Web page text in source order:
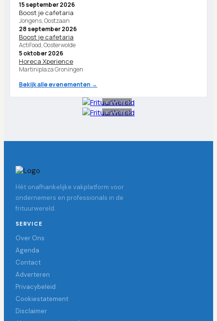
15 september 2026
Boost je cafetaria
Jongens, Oostzaan
28 september 2026
Boost je cafetaria
ActiFood, Oosterwolde
5 oktober 2026
Horeca Xperience
Martiniplaza Groningen
Bekijk alle evenementen →
Advertentie
Advertentie
Hét onafhankelijke vakplatform voor
ondernemers en professionals in de
frituurwereld.
SERVICE
Over Ons
Agenda
Contact
Adverteren
Privacybeleid
Cookiestatement
Disclaimer